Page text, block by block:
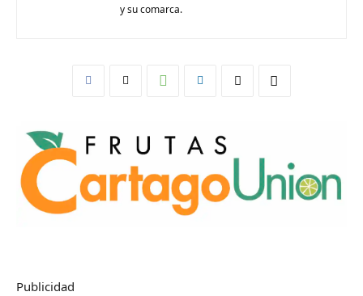
y su comarca.
Publicidad